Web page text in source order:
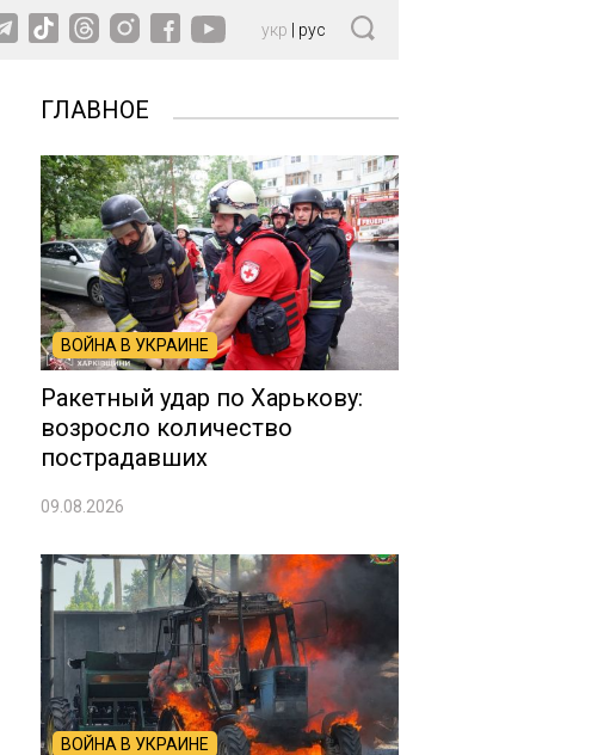
укр рус
ГЛАВНОЕ
ВОЙНА В УКРАИНЕ
Ракетный удар по Харькову:
возросло количество
пострадавших
09.08.2026
ВОЙНА В УКРАИНЕ